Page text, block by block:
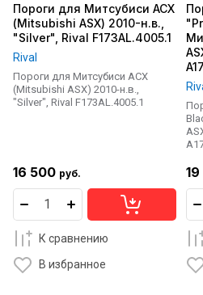
Пороги для Митсубиси АСХ
(Mitsubishi ASX) 2010-н.в.,
"Silver", Rival F173AL.4005.1
Rival
Пороги для Митсубиси АСХ
(Mitsubishi ASX) 2010-н.в.,
"Silver", Rival F173AL.4005.1
16 500 руб.
К сравнению
В избранное